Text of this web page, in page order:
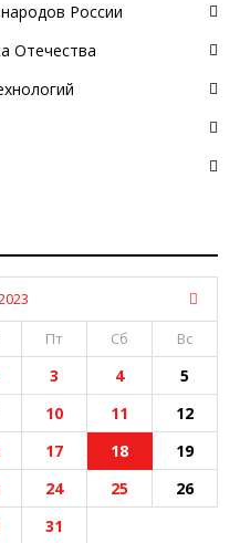
России
Отечества
Пт Сб Вс
3 4
5
10 11
12
17 18
19
24 25
26
31